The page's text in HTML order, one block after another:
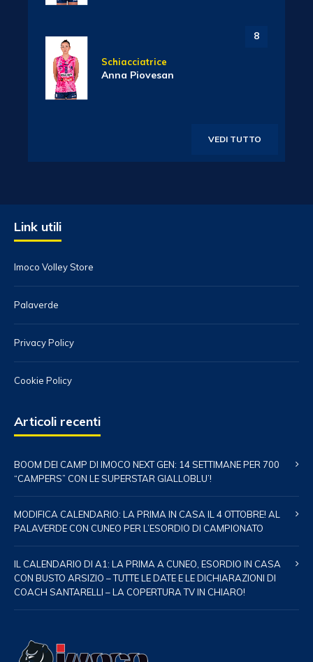
8
Schiacciatrice
Anna Piovesan
VEDI TUTTO
Link utili
Imoco Volley Store
Palaverde
Privacy Policy
Cookie Policy
Articoli recenti
BOOM DEI CAMP DI IMOCO NEXT GEN: 14 SETTIMANE PER 700
“CAMPERS” CON LE SUPERSTAR GIALLOBLU’!
MODIFICA CALENDARIO: LA PRIMA IN CASA IL 4 OTTOBRE! AL
PALAVERDE CON CUNEO PER L’ESORDIO DI CAMPIONATO
IL CALENDARIO DI A1: LA PRIMA A CUNEO, ESORDIO IN CASA
CON BUSTO ARSIZIO – TUTTE LE DATE E LE DICHIARAZIONI DI
COACH SANTARELLI – LA COPERTURA TV IN CHIARO!